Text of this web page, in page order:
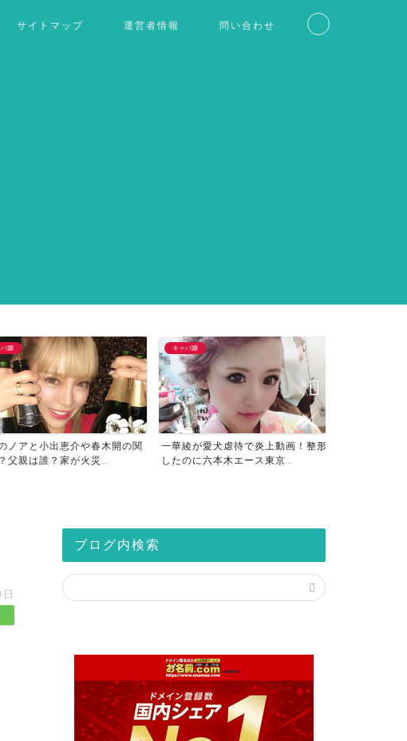
サイトマップ 運営者情報 問い合わせ
嬢
ノアと小出恵介や春木開の関
父親は誰？家が火災...
キャバ嬢
一華綾が愛犬虐待で炎上動画！整形
したのに六本木エース東京...
ブログ内検索